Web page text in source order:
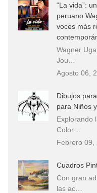
“La vida”:
peruano
voces más
Wagner
Jou…
Agosto 06,
Dibujos
para Niños
Explorando
Color…
Febrero 09,
Cuadros
Con gran
las ac…